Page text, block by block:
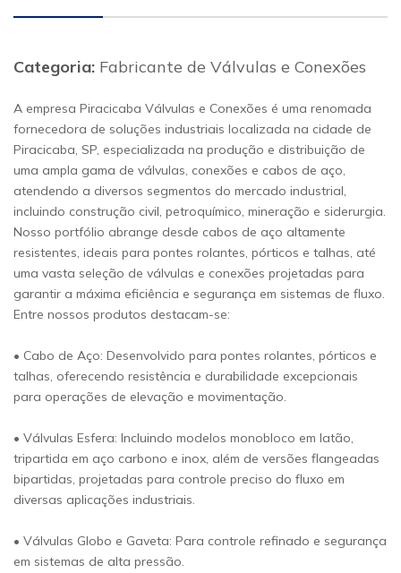
Categoria: Fabricante de Válvulas e Conexões
A empresa Piracicaba Válvulas e Conexões é uma renomada
fornecedora de soluções industriais localizada na cidade de
Piracicaba, SP, especializada na produção e distribuição de
uma ampla gama de válvulas, conexões e cabos de aço,
atendendo a diversos segmentos do mercado industrial,
incluindo construção civil, petroquímico, mineração e siderurgia.
Nosso portfólio abrange desde cabos de aço altamente
resistentes, ideais para pontes rolantes, pórticos e talhas, até
uma vasta seleção de válvulas e conexões projetadas para
garantir a máxima eficiência e segurança em sistemas de fluxo.
Entre nossos produtos destacam-se:
• Cabo de Aço: Desenvolvido para pontes rolantes, pórticos e
talhas, oferecendo resistência e durabilidade excepcionais
para operações de elevação e movimentação.
• Válvulas Esfera: Incluindo modelos monobloco em latão,
tripartida em aço carbono e inox, além de versões flangeadas
bipartidas, projetadas para controle preciso do fluxo em
diversas aplicações industriais.
• Válvulas Globo e Gaveta: Para controle refinado e segurança
em sistemas de alta pressão.